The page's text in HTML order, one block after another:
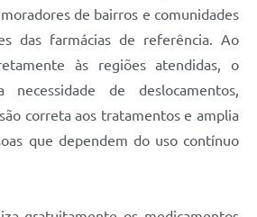
de bairros e comunidades
das farmácias de referência. Ao
às regiões atendidas, o
de deslocamentos,
correta aos tratamentos e amplia
que dependem do uso contínuo